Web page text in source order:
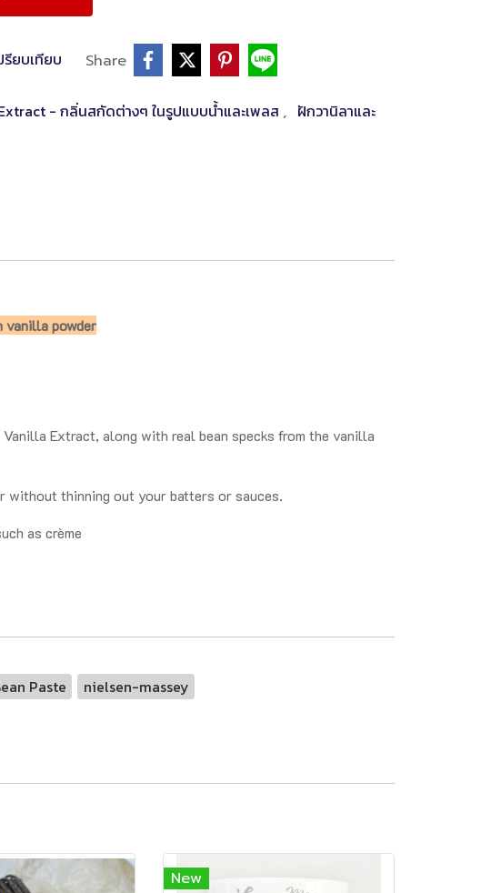
รียบเทียบ Share
- กลิ่นสกัดต่างๆ ในรูปแบบน้ำและเพลส , ฝักวานิลาและ
vanilla powder
Extract, along with real bean specks from the vanilla
without thinning out your batters or sauces.
as crème
Paste
nielsen-massey
New